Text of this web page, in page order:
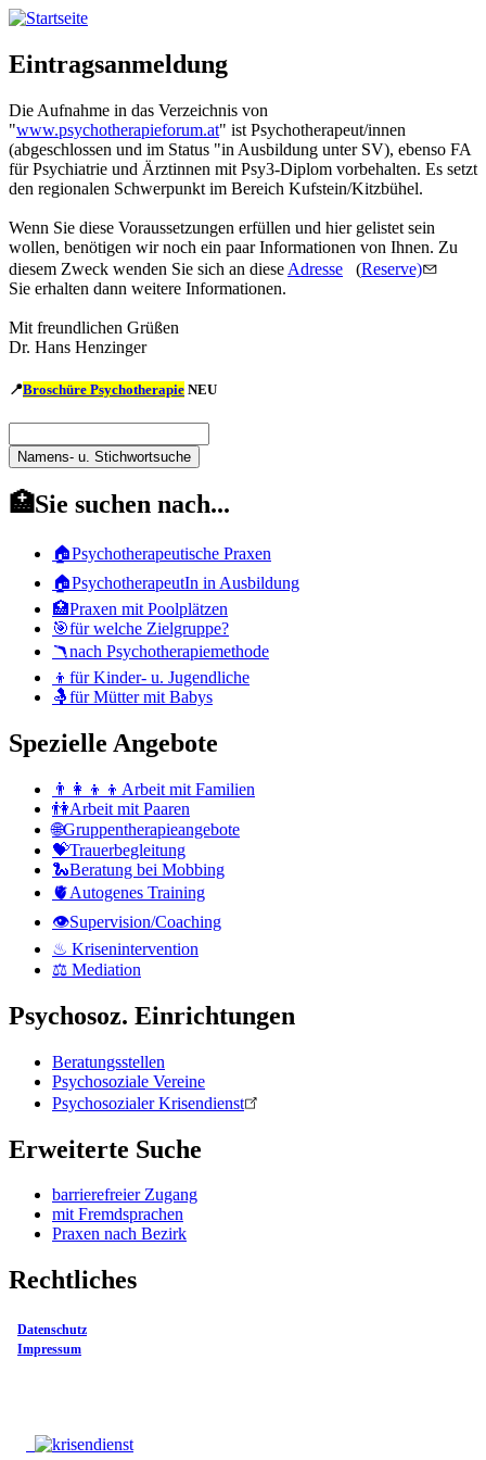
Direkt
Inhalt
Eintragsanmeldung
Die Aufnahme in das Verzeichnis von
"www.psychotherapieforum.at" ist Psychotherapeut/innen
(abgeschlossen und im Status "in Ausbildung unter SV), ebenso FA
für Psychiatrie und Ärztinnen mit Psy3-Diplom vorbehalten. Es setzt
den regionalen Schwerpunkt im Bereich Kufstein/Kitzbühel.
Wenn Sie diese Voraussetzungen erfüllen und hier gelistet sein
wollen, benötigen wir noch ein paar Informationen von Ihnen. Zu
diesem Zweck wenden Sie sich an diese Adresse (Reserve)
Sie erhalten dann weitere Informationen.
Mit freundlichen Grüßen
Dr. Hans Henzinger
📍Broschüre Psychotherapie NEU
Namens-
u.
Stichwortsuche
u.
Stichwortsuche
🏥Sie suchen nach...
🏠Psychotherapeutische Praxen
🏠PsychotherapeutIn in Ausbildung
🏥Praxen mit Poolplätzen
🎯für welche Zielgruppe?
🪃nach Psychotherapiemethode
👦für Kinder- u. Jugendliche
🤱für Mütter mit Babys
Spezielle Angebote
👨‍👩‍👦‍👦Arbeit mit Familien
👫Arbeit mit Paaren
🌐Gruppentherapieangebote
💝Trauerbegleitung
🐍Beratung bei Mobbing
🫀Autogenes Training
👁Supervision/Coaching
♨ Krisenintervention
⚖ Mediation
Psychosoz. Einrichtungen
Beratungsstellen
Psychosoziale Vereine
Psychosozialer Krisendienst
Erweiterte Suche
barrierefreier Zugang
mit Fremdsprachen
Praxen nach Bezirk
Rechtliches
Datenschutz
Impressum